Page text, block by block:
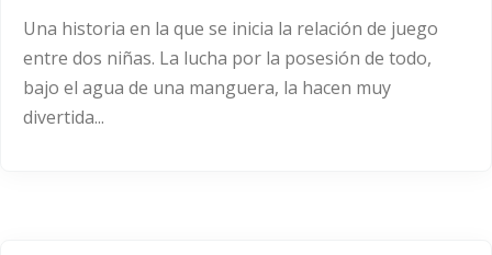
Una historia en la que se inicia la relación de juego
entre dos niñas. La lucha por la posesión de todo,
bajo el agua de una manguera, la hacen muy
divertida...